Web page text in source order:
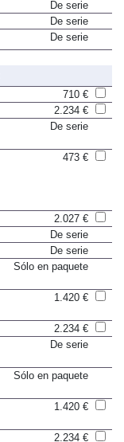
De serie
De serie
De serie
710 €
2.234 €
2.027 €
De serie
De serie
2.234 €